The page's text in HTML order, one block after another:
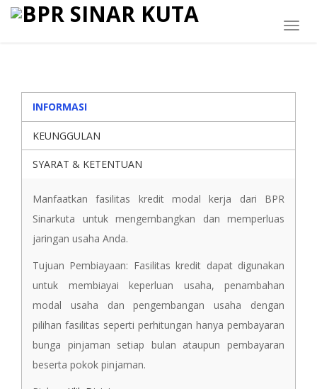
INFORMASI
KEUNGGULAN
SYARAT & KETENTUAN
Manfaatkan fasilitas kredit modal kerja dari BPR
Sinarkuta untuk mengembangkan dan memperluas
jaringan usaha Anda.
Tujuan Pembiayaan: Fasilitas kredit dapat digunakan
untuk membiayai keperluan usaha, penambahan
modal usaha dan pengembangan usaha dengan
pilihan fasilitas seperti perhitungan hanya pembayaran
bunga pinjaman setiap bulan ataupun pembayaran
beserta pokok pinjaman.